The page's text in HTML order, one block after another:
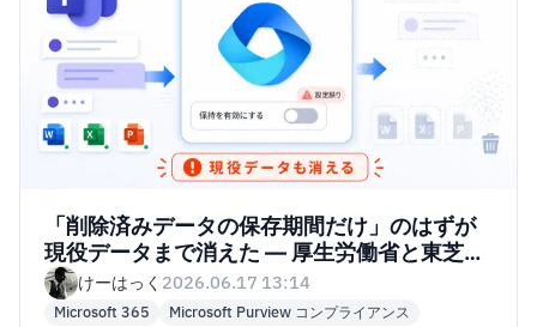
「削除済みデータの保存期間だけ」のはずが
現役データまで消えた — 厚生労働省と東芝の
インシデントよりMicrosoft Purview アイテ
ム保持ポリシーの仕様を読み解く
けーはっく 2026.06.17 13:14
Microsoft 365 Microsoft Purview コンプライアンス